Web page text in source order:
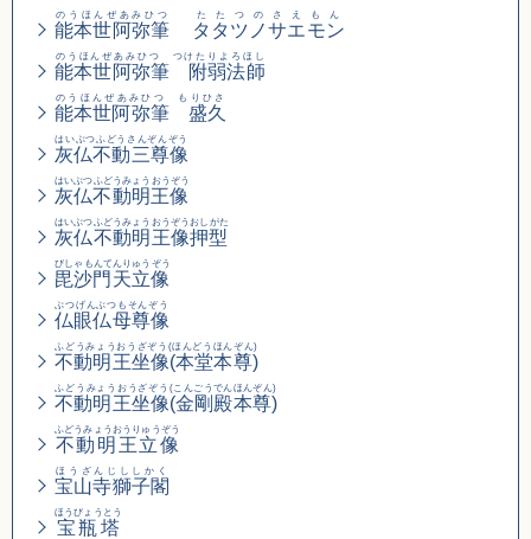
能本世阿弥筆
のうほんぜあみひつ
タタツノサエモン
たたつのさえもん
能本世阿弥筆 附弱法師
のうほんぜあみひつ つけたりよろほし
能本世阿弥筆 盛久
のうほんぜあみひつ もりひさ
灰仏不動三尊像
はいぶつふどうさんぞんぞう
灰仏不動明王像
はいぶつふどうみょうおうぞう
灰仏不動明王像押型
はいぶつふどうみょうおうぞうおしがた
毘沙門天立像
びしゃもんてんりゅうぞう
仏眼仏母尊像
ぶつげんぶつもそんぞう
不動明王坐像(本堂本尊)
ふどうみょうおうざぞう(ほんどうほんぞん)
不動明王坐像
ふどうみょうおうざぞう
(金剛殿本尊)
(こんごうでんほんぞん)
不動明王立像
ふどうみょうおうりゅうぞう
宝山寺獅子閣
ほうざんじししかく
宝瓶塔
ほうびょうとう